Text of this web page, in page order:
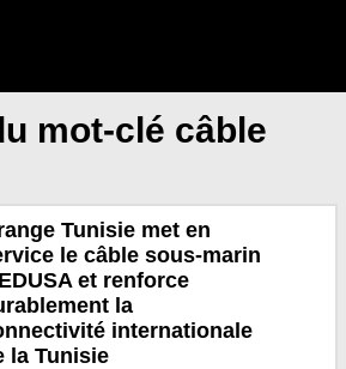
mot-clé câble
Tunisie met en
le câble sous-marin
et renforce
la
internationale
la Tunisie